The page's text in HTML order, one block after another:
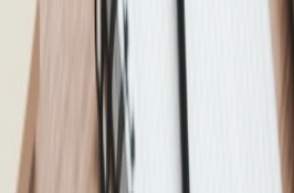
Diensten
Insights
Contact
Diensten
Creative
Advertising